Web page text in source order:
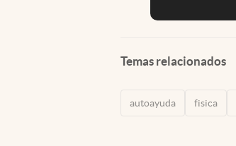
Temas relacionados
autoayuda fisica